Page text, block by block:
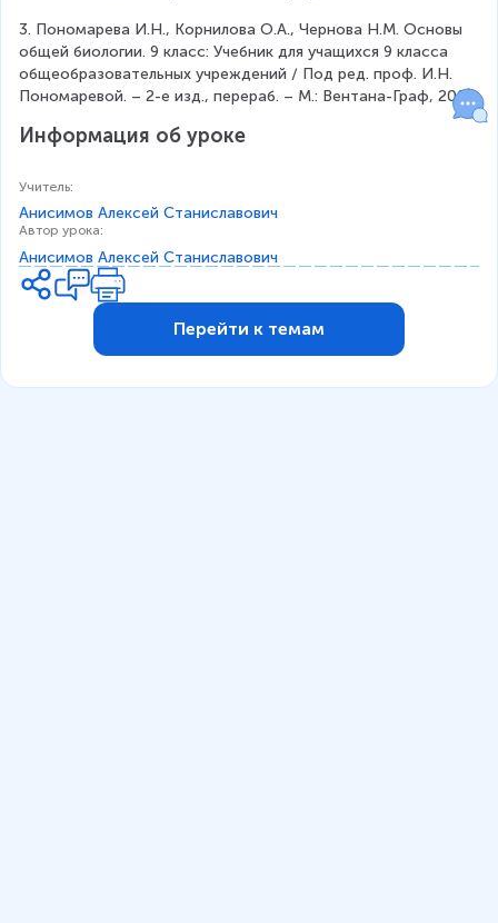
3. Пономарева И.Н., Корнилова О.А., Чернова Н.М. Основы
общей биологии. 9 класс: Учебник для учащихся 9 класса
общеобразовательных учреждений / Под ред. проф. И.Н.
Пономаревой. – 2-е изд., перераб. – М.: Вентана-Граф, 2005.
Информация об уроке
Учитель:
Анисимов Алексей Станиславович
Автор урока:
Анисимов Алексей Станиславович
Перейти к темам